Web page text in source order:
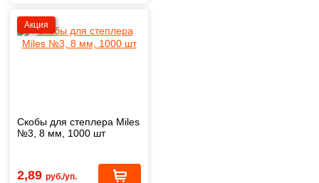
Акция
Скобы для степлера Miles
№3, 8 мм, 1000 шт
2,89 руб./уп.